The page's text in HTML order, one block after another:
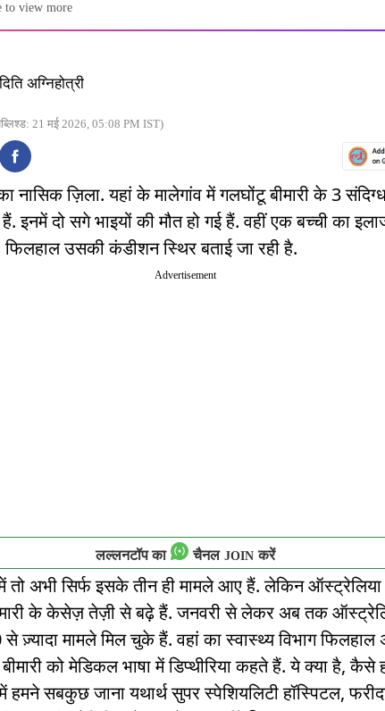
to view more
अग्निहोत्री
21 मई 2026, 05:08 PM IST)
नासिक ज़िला. यहां के मालेगांव में गलघोंटू बीमारी के 3
इनमें दो सगे भाइयों की मौत हो गई हैं. वहीं एक बच्ची का
उसकी कंडीशन स्थिर बताई जा रही है.
Advertisement
लल्लनटॉप का चैनल JOIN करें
तो अभी सिर्फ इसके तीन ही मामले आए हैं. लेकिन
के केसेज़ तेज़ी से बढ़े हैं. जनवरी से लेकर अब तक
ज़्यादा मामले मिल चुके हैं. वहां का स्वास्थ्य विभाग फिलहाल
को मेडिकल भाषा में डिप्थीरिया कहते हैं. ये क्या है, कैसे
हमने सबकुछ जाना यथार्थ सुपर स्पेशियलिटी हॉस्पिटल,